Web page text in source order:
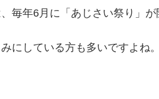
毎年6月に「あじさい祭り」が
にしている方も多いですよね。